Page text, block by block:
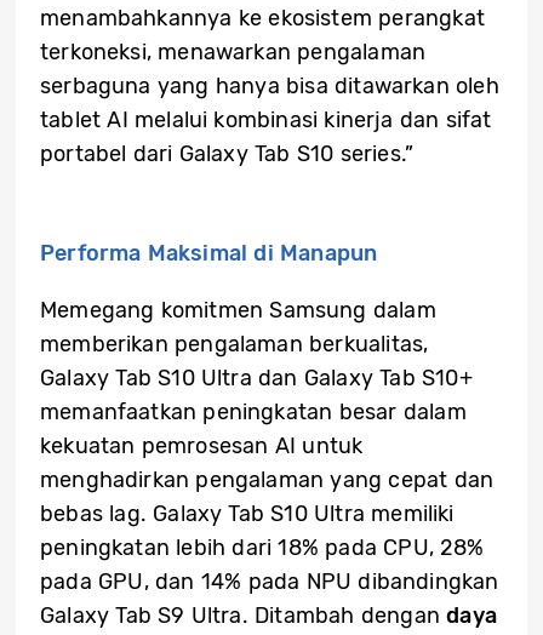
menambahkannya ke ekosistem perangkat
terkoneksi, menawarkan pengalaman
serbaguna yang hanya bisa ditawarkan oleh
tablet AI melalui kombinasi kinerja dan sifat
portabel dari Galaxy Tab S10 series.”
Performa Maksimal di Manapun
Memegang komitmen Samsung dalam
memberikan pengalaman berkualitas,
Galaxy Tab S10 Ultra dan Galaxy Tab S10+
memanfaatkan peningkatan besar dalam
kekuatan pemrosesan AI untuk
menghadirkan pengalaman yang cepat dan
bebas lag. Galaxy Tab S10 Ultra memiliki
peningkatan lebih dari 18% pada CPU, 28%
pada GPU, dan 14% pada NPU dibandingkan
Galaxy Tab S9 Ultra. Ditambah dengandaya